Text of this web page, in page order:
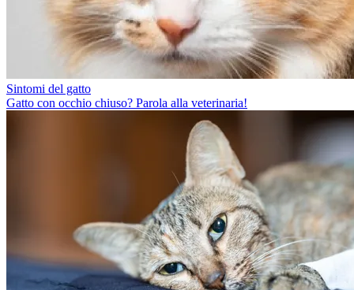
Sintomi del gatto
Gatto con occhio chiuso? Parola alla veterinaria!